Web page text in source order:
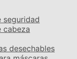
seguridad
cabeza
desechables